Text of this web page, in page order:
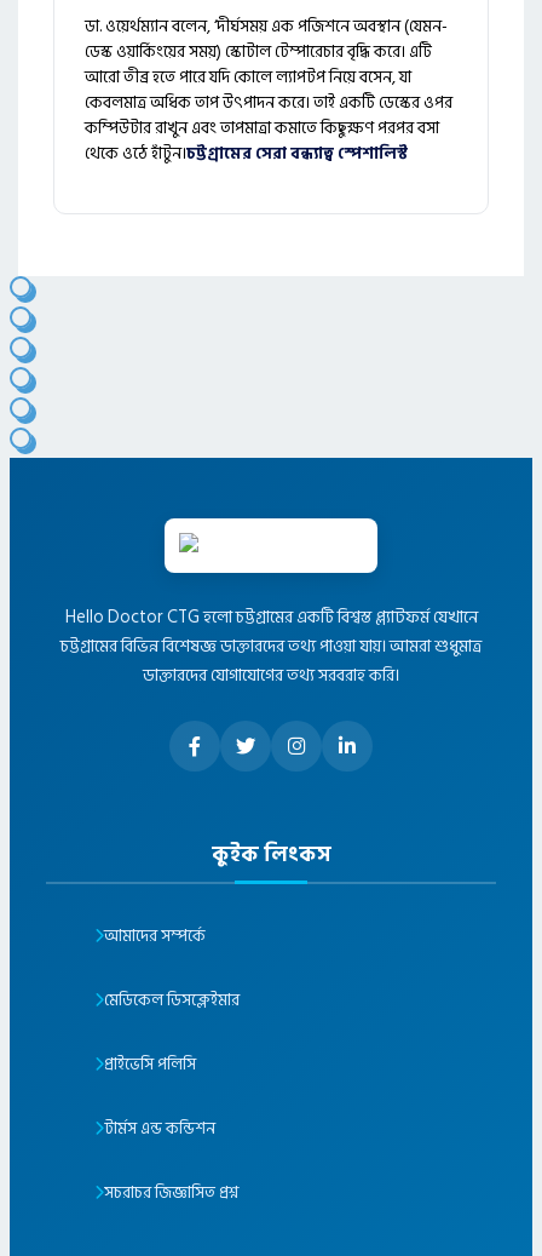
ডা. ওয়ের্থম্যান বলেন, ‘দীর্ঘসময় এক পজিশনে অবস্থান (যেমন-
ডেস্ক ওয়ার্কিংয়ের সময়) স্কোটাল টেম্পারেচার বৃদ্ধি করে। এটি
আরো তীব্র হতে পারে যদি কোলে ল্যাপটপ নিয়ে বসেন, যা
কেবলমাত্র অধিক তাপ উৎপাদন করে। তাই একটি ডেস্কের ওপর
কম্পিউটার রাখুন এবং তাপমাত্রা কমাতে কিছুক্ষণ পরপর বসা
থেকে ওঠে হাঁটুন।চট্টগ্রামের সেরা বন্ধ্যাত্ব স্পেশালিস্ট
Hello Doctor CTG হলো চট্টগ্রামের একটি বিশ্বস্ত প্ল্যাটফর্ম যেখানে
চট্টগ্রামের বিভিন্ন বিশেষজ্ঞ ডাক্তারদের তথ্য পাওয়া যায়। আমরা শুধুমাত্র
ডাক্তারদের যোগাযোগের তথ্য সরবরাহ করি।
কুইক লিংকস
আমাদের সম্পর্কে
মেডিকেল ডিসক্লেইমার
প্রাইভেসি পলিসি
টার্মস এন্ড কন্ডিশন
সচরাচর জিজ্ঞাসিত প্রশ্ন